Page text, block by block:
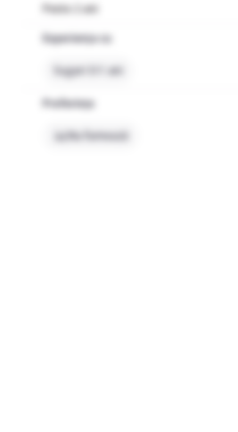
Peste 2 ani
Experiența cu
Sugari 0-1 ani
Preferințe
Nu fumează